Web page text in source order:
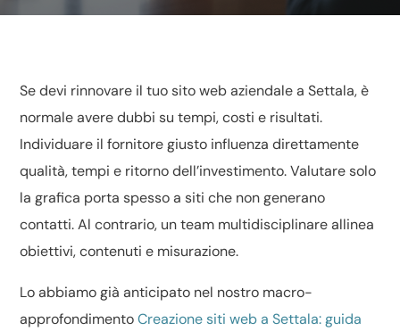
Se devi rinnovare il tuo sito web aziendale a Settala, è
normale avere dubbi su tempi, costi e risultati.
Individuare il fornitore giusto influenza direttamente
qualità, tempi e ritorno dell’investimento. Valutare solo
la grafica porta spesso a siti che non generano
contatti. Al contrario, un team multidisciplinare allinea
obiettivi, contenuti e misurazione.
Lo abbiamo già anticipato nel nostro macro-
approfondimentoCreazione siti web a Settala: guida